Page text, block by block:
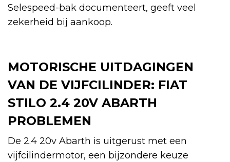
Selespeed-bak documenteert, geeft veel
zekerheid bij aankoop.
MOTORISCHE UITDAGINGEN
VAN DE VIJFCILINDER: FIAT
STILO 2.4 20V ABARTH
PROBLEMEN
De 2.4 20v Abarth is uitgerust met een
vijfcilindermotor, een bijzondere keuze